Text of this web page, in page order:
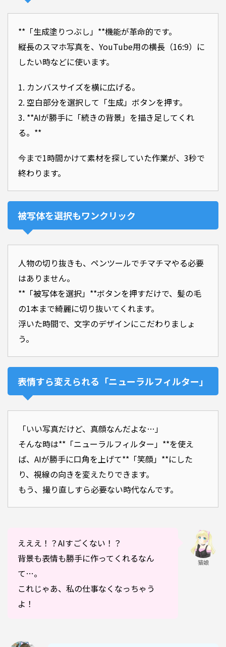
**「生成塗りつぶし」**機能が革命的です。
縦長のスマホ写真を、YouTube用の横長（16:9）に
したい時などに使います。
1. カンバスサイズを横に広げる。
2. 空白部分を選択して「生成」ボタンを押す。
3. **AIが勝手に「続きの背景」を描き足してくれ
る。**
今まで1時間かけて素材を探していた作業が、3秒で
終わります。
被写体を選択もワンクリック
人物の切り抜きも、ペンツールでチマチマやる必要
はありません。
**「被写体を選択」**ボタンを押すだけで、髪の毛
の1本まで綺麗に切り抜いてくれます。
浮いた時間で、文字のデザインにこだわりましょ
う。
表情すら変えられる「ニューラルフィルター」
「いい写真だけど、真顔なんだよな…」
そんな時は**「ニューラルフィルター」**を使え
ば、AIが勝手に口角を上げて**「笑顔」**にした
り、視線の向きを変えたりできます。
もう、撮り直しすら必要ない時代なんです。
えええ！？AIすごくない！？
背景も表情も勝手に作ってくれるなん
て…。
これじゃあ、私の仕事なくなっちゃう
よ！
猫娘